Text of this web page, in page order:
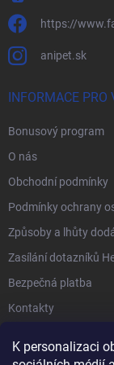
K personalizaci
https://
anipet.sk
INFORMACE PRO
Bonusový program
O nás
Obchodní podmínky
Podmínky ochrany
Způsoby a lhůty
Zasílání dotazníků
Bezpečná platba
Kontakty